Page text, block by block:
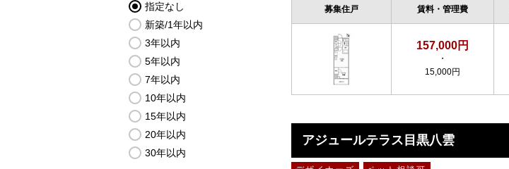
募集住戸 賃料・管理費
157,000円
・
15,000円
アジュールテラス目黒八雲
指定なし
新築/1年以内
3年以内
5年以内
7年以内
10年以内
15年以内
20年以内
30年以内